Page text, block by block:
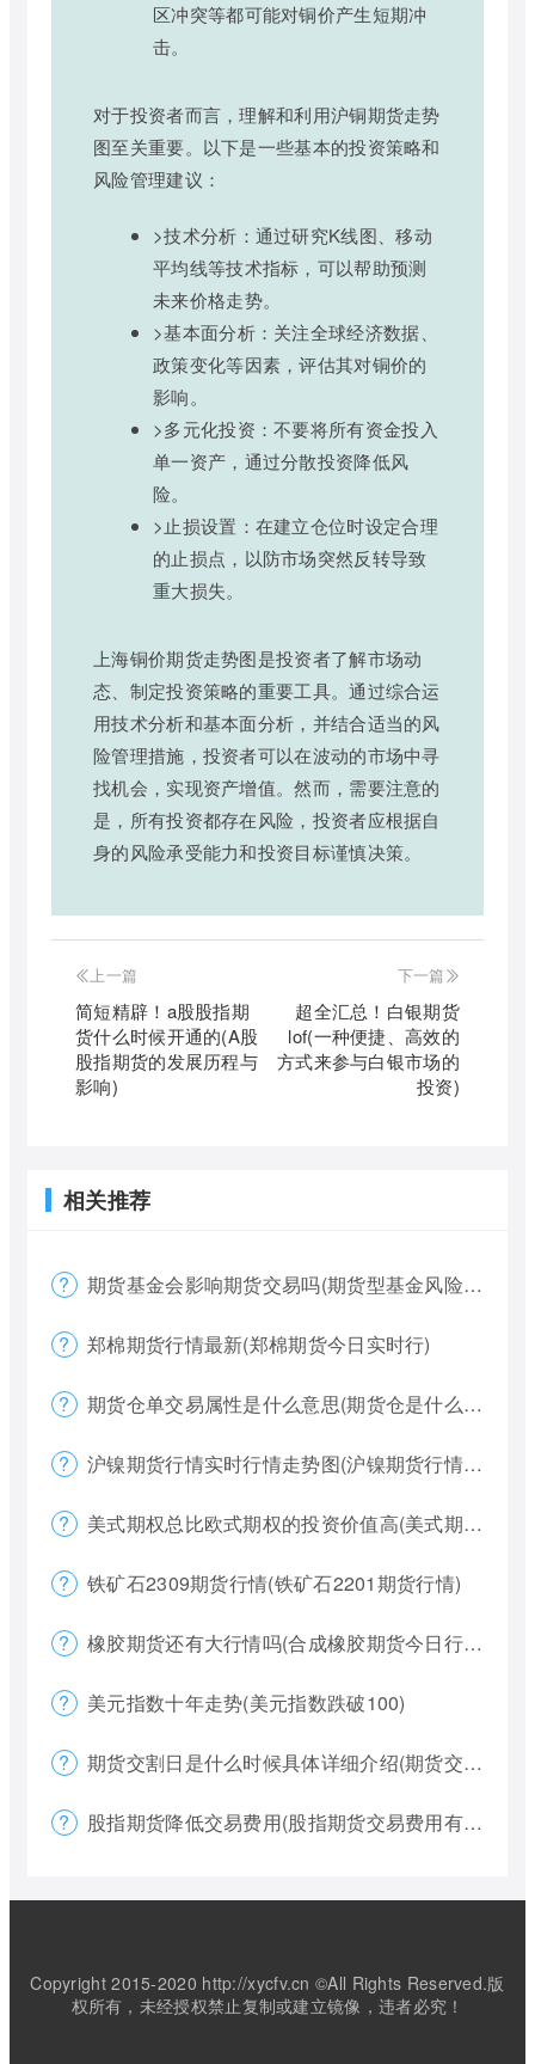
区冲突等都可能对铜价产生短期冲
击。
对于投资者而言，理解和利用沪铜期货走势
图至关重要。以下是一些基本的投资策略和
风险管理建议：
>技术分析：通过研究K线图、移动
平均线等技术指标，可以帮助预测
未来价格走势。
>基本面分析：关注全球经济数据、
政策变化等因素，评估其对铜价的
影响。
>多元化投资：不要将所有资金投入
单一资产，通过分散投资降低风
险。
>止损设置：在建立仓位时设定合理
的止损点，以防市场突然反转导致
重大损失。
上海铜价期货走势图是投资者了解市场动
态、制定投资策略的重要工具。通过综合运
用技术分析和基本面分析，并结合适当的风
险管理措施，投资者可以在波动的市场中寻
找机会，实现资产增值。然而，需要注意的
是，所有投资都存在风险，投资者应根据自
身的风险承受能力和投资目标谨慎决策。
上一篇
简短精辟！a股股指期
货什么时候开通的(A股
股指期货的发展历程与
影响)
下一篇
超全汇总！白银期货
lof(一种便捷、高效的
方式来参与白银市场的
投资)
相关推荐
期货基金会影响期货交易吗(期货型基金风险大吗)
郑棉期货行情最新(郑棉期货今日实时行)
期货仓单交易属性是什么意思(期货仓是什么意思)
沪镍期货行情实时行情走势图(沪镍期货行情价格)
美式期权总比欧式期权的投资价值高(美式期权和欧式期权哪个风险更大)
铁矿石2309期货行情(铁矿石2201期货行情)
橡胶期货还有大行情吗(合成橡胶期货今日行情)
美元指数十年走势(美元指数跌破100)
期货交割日是什么时候具体详细介绍(期货交割日一般是涨还是跌)
股指期货降低交易费用(股指期货交易费用有哪些)
Copyright 2015-2020 http://xycfv.cn ©All Rights Reserved.版
权所有，未经授权禁止复制或建立镜像，违者必究！